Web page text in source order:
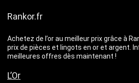
Rankor.fr
Achetez de l’or au meilleur prix grâce à
prix de pièces et lingots en or et argent.
meilleures offres dès maintenant !
L’Or